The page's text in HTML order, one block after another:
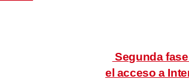
continuar en el siguiente enlace: